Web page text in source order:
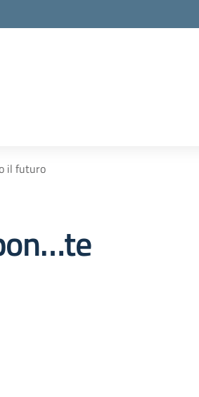
il futuro